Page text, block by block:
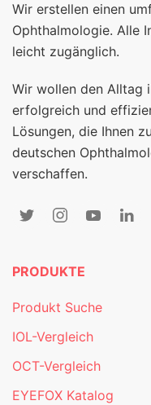
Wir erstellen einen
Ophthalmologie. Alle
leicht zugänglich.
Wir wollen den Alltag
erfolgreich und
Lösungen, die Ihnen
deutschen
verschaffen.
PRODUKTE
Produkt Suche
IOL-Vergleich
OCT-Vergleich
EYEFOX Katalog